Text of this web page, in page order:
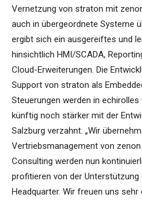
Vernetzung von straton mit
auch in übergeordnete Systeme
ergibt sich ein ausgereiftes und
hinsichtlich HMI/SCADA,
Cloud-Erweiterungen. Die
Support von straton als
Steuerungen werden in
künftig noch stärker mit der
Salzburg verzahnt. „Wir
Vertriebsmanagement von
Consulting werden nun
profitieren von der Unterstützung
Headquarter. Wir freuen uns